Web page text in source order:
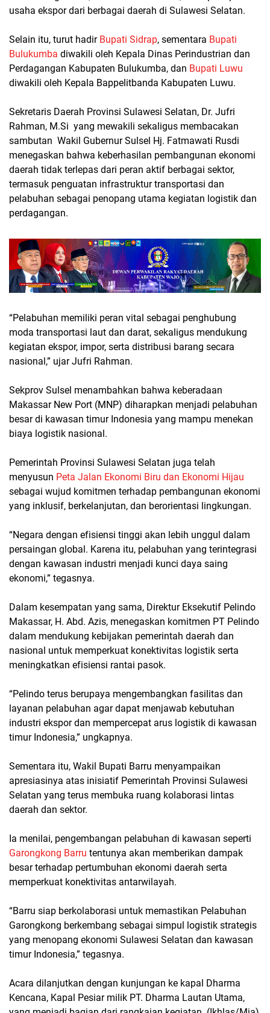
usaha ekspor dari berbagai daerah di Sulawesi Selatan.
Selain itu, turut hadir Bupati Sidrap, sementara Bupati
Bulukumba diwakili oleh Kepala Dinas Perindustrian dan
Perdagangan Kabupaten Bulukumba, dan Bupati Luwu
diwakili oleh Kepala Bappelitbanda Kabupaten Luwu.
Sekretaris Daerah Provinsi Sulawesi Selatan, Dr. Jufri
Rahman, M.Si yang mewakili sekaligus membacakan
sambutan Wakil Gubernur Sulsel Hj. Fatmawati Rusdi
menegaskan bahwa keberhasilan pembangunan ekonomi
daerah tidak terlepas dari peran aktif berbagai sektor,
termasuk penguatan infrastruktur transportasi dan
pelabuhan sebagai penopang utama kegiatan logistik dan
perdagangan.
“Pelabuhan memiliki peran vital sebagai penghubung
moda transportasi laut dan darat, sekaligus mendukung
kegiatan ekspor, impor, serta distribusi barang secara
nasional,” ujar Jufri Rahman.
Sekprov Sulsel menambahkan bahwa keberadaan
Makassar New Port (MNP) diharapkan menjadi pelabuhan
besar di kawasan timur Indonesia yang mampu menekan
biaya logistik nasional.
Pemerintah Provinsi Sulawesi Selatan juga telah
menyusun Peta Jalan Ekonomi Biru dan Ekonomi Hijau
sebagai wujud komitmen terhadap pembangunan ekonomi
yang inklusif, berkelanjutan, dan berorientasi lingkungan.
“Negara dengan efisiensi tinggi akan lebih unggul dalam
persaingan global. Karena itu, pelabuhan yang terintegrasi
dengan kawasan industri menjadi kunci daya saing
ekonomi,” tegasnya.
Dalam kesempatan yang sama, Direktur Eksekutif Pelindo
Makassar, H. Abd. Azis, menegaskan komitmen PT Pelindo
dalam mendukung kebijakan pemerintah daerah dan
nasional untuk memperkuat konektivitas logistik serta
meningkatkan efisiensi rantai pasok.
“Pelindo terus berupaya mengembangkan fasilitas dan
layanan pelabuhan agar dapat menjawab kebutuhan
industri ekspor dan mempercepat arus logistik di kawasan
timur Indonesia,” ungkapnya.
Sementara itu, Wakil Bupati Barru menyampaikan
apresiasinya atas inisiatif Pemerintah Provinsi Sulawesi
Selatan yang terus membuka ruang kolaborasi lintas
daerah dan sektor.
Ia menilai, pengembangan pelabuhan di kawasan seperti
Garongkong Barru tentunya akan memberikan dampak
besar terhadap pertumbuhan ekonomi daerah serta
memperkuat konektivitas antarwilayah.
“Barru siap berkolaborasi untuk memastikan Pelabuhan
Garongkong berkembang sebagai simpul logistik strategis
yang menopang ekonomi Sulawesi Selatan dan kawasan
timur Indonesia,” tegasnya.
Acara dilanjutkan dengan kunjungan ke kapal Dharma
Kencana, Kapal Pesiar milik PT. Dharma Lautan Utama,